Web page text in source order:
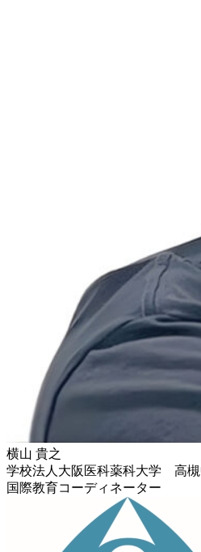
横山 貴之
学校法人大阪医科薬科大学 高
国際教育コーディネーター